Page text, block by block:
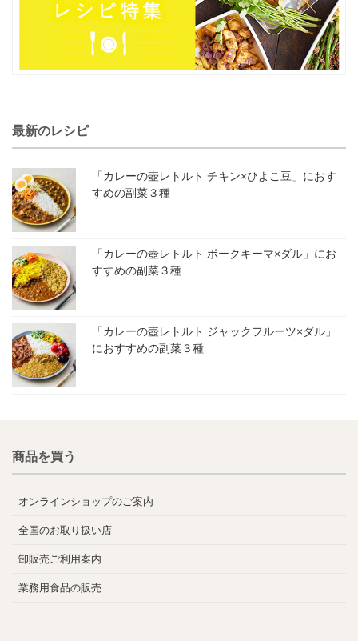
最新のレシピ
「カレーの壺レトルト チキン×ひよこ豆」におす
すめの副菜３種
「カレーの壺レトルト ポークキーマ×ダル」にお
すすめの副菜３種
「カレーの壺レトルト ジャックフルーツ×ダル」
におすすめの副菜３種
商品を買う
オンラインショップのご案内
全国のお取り扱い店
卸販売ご利用案内
業務用食品の販売